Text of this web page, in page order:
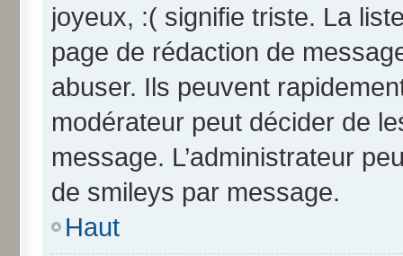
joyeux, :( signifie triste. La
page de rédaction de
abuser. Ils peuvent
modérateur peut décider de
message. L’administrateur
de smileys par message.
Haut